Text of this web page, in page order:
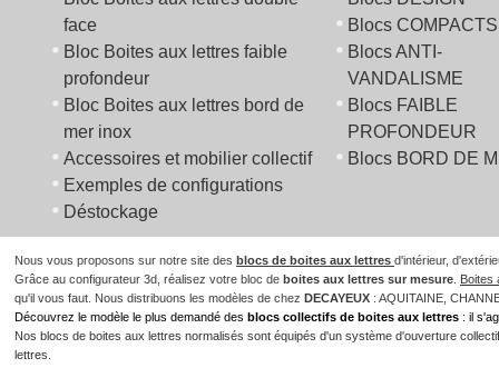
face
Bloc Boites aux lettres faible
profondeur
Bloc Boites aux lettres bord de
mer inox
Accessoires et mobilier collectif
Exemples de configurations
Déstockage
Blocs COMPACTS
Blocs ANTI-
VANDALISME
Blocs FAIBLE
PROFONDEUR
Blocs BORD DE
Nous vous proposons sur notre site des blocs de boites aux lettres d'intérieur,
Grâce au configurateur 3d, réalisez votre bloc de boites aux lettres sur mesure Boites
qu'il vous faut. Nous distribuons les modèles de chez DECAYEUX : AQUITAINE,
Découvrez le modèle le plus demandé des blocs collectifs de boites aux lettres : il
Nos blocs de boites aux lettres normalisés sont équipés d'un système d'ouverture
lettres.